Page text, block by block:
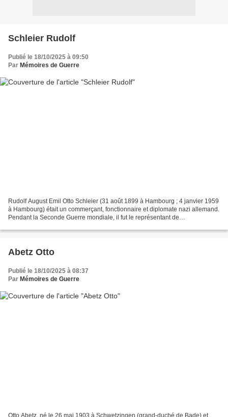
Schleier Rudolf
Publié le 18/10/2025 à 09:50
Par Mémoires de Guerre
Rudolf August Emil Otto Schleier (31 août 1899 à Hambourg ; 4 janvier 1959
à Hambourg) était un commerçant, fonctionnaire et diplomate nazi allemand.
Pendant la Seconde Guerre mondiale, il fut le représentant de
Abetz Otto
Publié le 18/10/2025 à 08:37
Par Mémoires de Guerre
Otto Abetz, né le 26 mai 1903 à Schwetzingen (grand-duché de Bade) et